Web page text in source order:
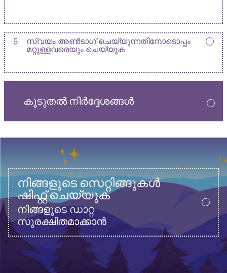
5
സ്വയം അൺടാഗ് ചെയ്യുന്നതിനോടൊപ്പം
മറ്റുള്ളവരെയും ചെയ്യുക
കൂടുതൽ നിർദ്ദേശങ്ങൾ
നിങ്ങളുടെ സെറ്റിങ്ങുകൾ
ഷിഫ്റ്റ് ചെയ്യുക
നിങ്ങളുടെ ഡാറ്റ
സുരക്ഷിതമാക്കാൻ